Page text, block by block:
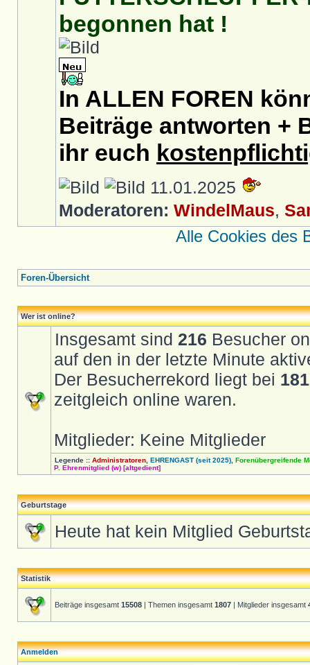
begonnen hat !
In ALLEN FOREN
Beiträge antworten +
ihr euch
11.01.2025
Moderatoren: WindelMaus,
Alle Cookies des
Foren-Übersicht
Wer ist online?
Insgesamt sind 216 Besucher
auf den in der letzte Minute
Der Besucherrekord liegt bei
zeitgleich online waren.
Mitglieder: Keine Mitglieder
Legende :: Administratoren EHRENGAST (seit 2025) Forenübergreifende
P. Ehrenmitglied (w) [altgedient]
Geburtstage
Heute hat kein Mitglied
Statistik
Beiträge insgesamt 15508 | Themen insgesamt 1807 | Mitglieder insgesamt
Anmelden